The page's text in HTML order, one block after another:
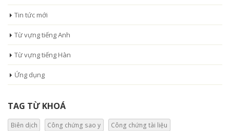
Tin tức mới
Từ vựng tiếng Anh
Từ vựng tiếng Hàn
Ứng dụng
TAG TỪ KHOÁ
Biên dịch Công chứng sao y Công chứng tài liệu